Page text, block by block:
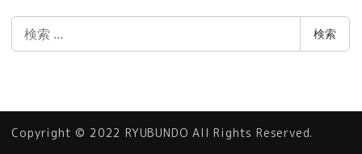
検
検索
Copyright © 2022 RYUBUNDO All Rights Reserved.